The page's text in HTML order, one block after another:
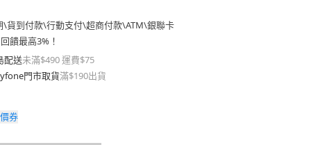
\貨到付款\行動支付\超商付款\ATM\銀聯卡
饋最高3%！
配送未滿$490 運費$75
門市取貨滿$190出貨
券